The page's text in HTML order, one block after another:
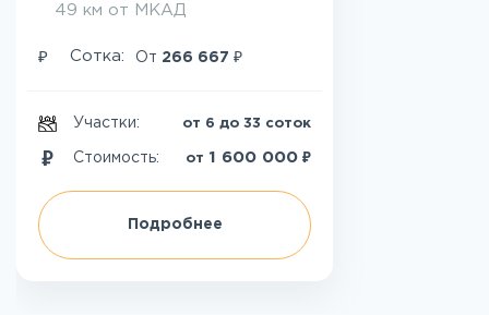
49 км от МКАД
₽ Сотка: От 266 667 ₽
Участки: от 6 до 33 соток
Стоимость: от 1 600 000 ₽
Подробнее